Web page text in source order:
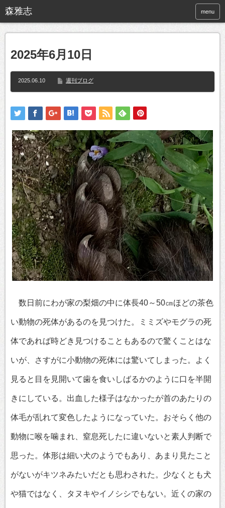
menu
2025年6月10日
2025.06.10 週刊ブログ
数日前にわが家の梨畑の中に体長40～50㎝ほどの茶色
い動物の死体があるのを見つけた。ミミズやモグラの死
体であれば時どき見つけることもあるので驚くことはな
いが、さすがに小動物の死体には驚いてしまった。よく
見ると目を見開いて歯を食いしばるかのように口を半開
きにしている。出血した様子はなかったが首のあたりの
体毛が乱れて変色したようになっていた。おそらく他の
動物に喉を噛まれ、窒息死したに違いないと素人判断で
思った。体形は細い犬のようでもあり、あまり見たこと
がないがキツネみたいだとも思わされた。少なくとも犬
や猫ではなく、タヌキやイノシシでもない。近くの家の